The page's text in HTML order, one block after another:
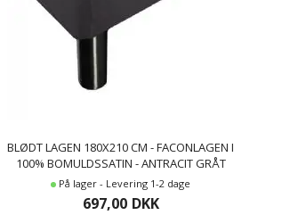
BLØDT LAGEN 180X210 CM - FACONLAGEN I
100% BOMULDSSATIN - ANTRACIT GRÅT
BOXLAGEN TIL MADRAS - BORÅS COTTON
CLOUD SATIN LAGEN
På lager - Levering 1-2 dage
697,00 DKK